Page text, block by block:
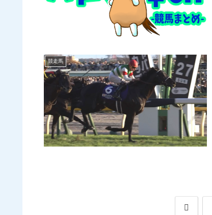
競走馬
前